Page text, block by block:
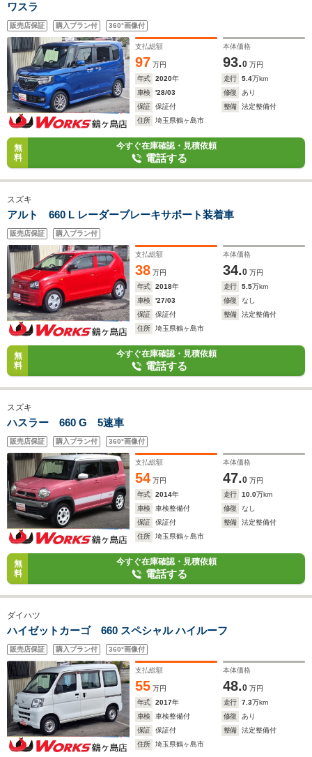
ワスラ
販売店保証 購入プラン付 360°画像付
支払総額
97 万円
本体価格
93.0 万円
年式
2020年 走行 5.4万km
車検
'28/03 修復
あり
保証
保証付 整備
法定整備付
住所
埼玉県鶴ヶ島市
無
料
今すぐ在庫確認・見積依頼
電話する
スズキ
アルト 660 L レーダーブレーキサポート装着車
販売店保証 購入プラン付
支払総額
38 万円
本体価格
34.0 万円
年式
2018年 走行 5.5万km
車検
'27/03 修復
なし
保証
保証付 整備
法定整備付
住所
埼玉県鶴ヶ島市
無
料
今すぐ在庫確認・見積依頼
電話する
スズキ
ハスラー 660 G 5速車
販売店保証 購入プラン付 360°画像付
支払総額
54 万円
本体価格
47.0 万円
年式
2014年 走行 10.0万km
車検
車検整備付 修復
なし
保証
保証付 整備
法定整備付
住所
埼玉県鶴ヶ島市
無
料
今すぐ在庫確認・見積依頼
電話する
ダイハツ
ハイゼットカーゴ 660 スペシャル ハイルーフ
販売店保証 購入プラン付 360°画像付
支払総額
55 万円
本体価格
48.0 万円
年式
2017年 走行 7.3万km
車検
車検整備付 修復
あり
保証
保証付 整備
法定整備付
住所
埼玉県鶴ヶ島市